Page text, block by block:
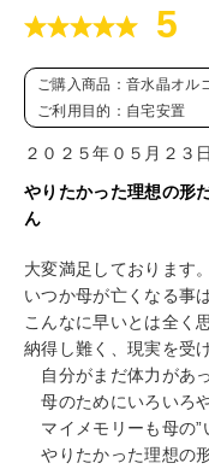
5
ご購入商品：音水晶オル
ご利用目的：自宅安置
２０２５年０５月２３
やりたかった理想の形
ん
大変満足しております。
いつか母が亡くなる事
こんなに早いとは全く
納得し難く、現実を受
自分がまだ体力があ
母のためにいろいろ
マイメモリーも母の”
やりたかった理想の